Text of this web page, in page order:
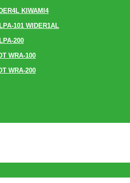
KIWAMI4
101 WIDER1AL
200
WRA-100
WRA-200